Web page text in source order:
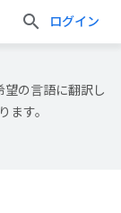
ログイン
望の言語に翻訳し
ます。